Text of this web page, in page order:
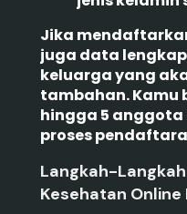
Jika
juga data
keluarga yang
tambahan. Kamu
hingga 5
proses
Langkah-
Kesehatan Online